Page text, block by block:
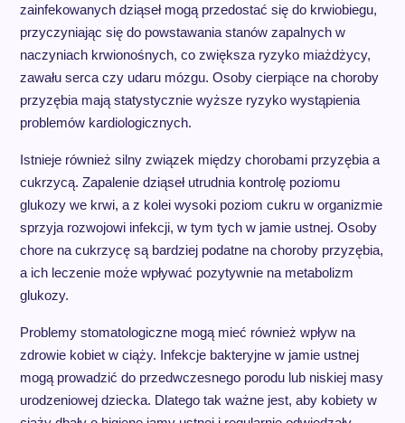
zainfekowanych dziąseł mogą przedostać się do krwiobiegu,
przyczyniając się do powstawania stanów zapalnych w
naczyniach krwionośnych, co zwiększa ryzyko miażdżycy,
zawału serca czy udaru mózgu. Osoby cierpiące na choroby
przyzębia mają statystycznie wyższe ryzyko wystąpienia
problemów kardiologicznych.
Istnieje również silny związek między chorobami przyzębia a
cukrzycą. Zapalenie dziąseł utrudnia kontrolę poziomu
glukozy we krwi, a z kolei wysoki poziom cukru w organizmie
sprzyja rozwojowi infekcji, w tym tych w jamie ustnej. Osoby
chore na cukrzycę są bardziej podatne na choroby przyzębia,
a ich leczenie może wpływać pozytywnie na metabolizm
glukozy.
Problemy stomatologiczne mogą mieć również wpływ na
zdrowie kobiet w ciąży. Infekcje bakteryjne w jamie ustnej
mogą prowadzić do przedwczesnego porodu lub niskiej masy
urodzeniowej dziecka. Dlatego tak ważne jest, aby kobiety w